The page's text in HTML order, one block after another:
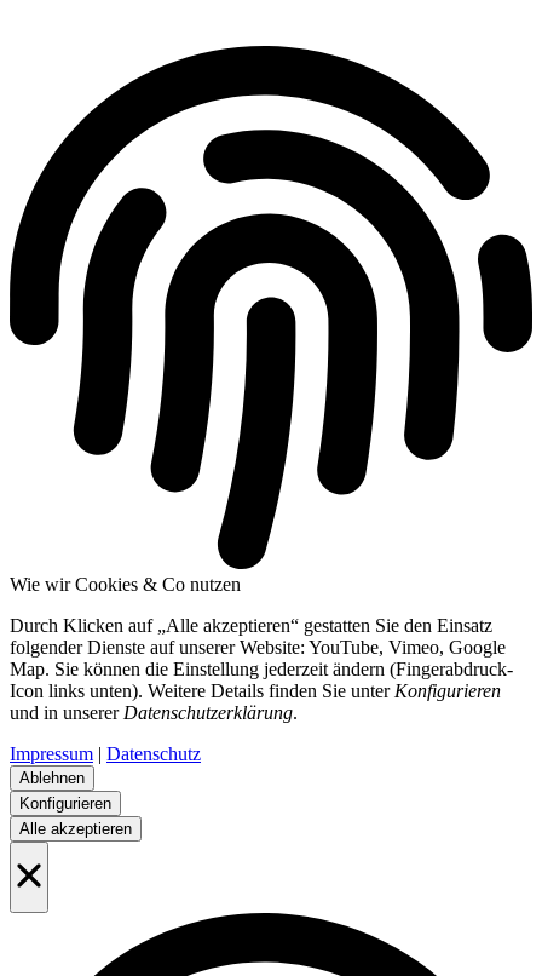
Wie wir Cookies & Co nutzen
Durch Klicken auf „Alle akzeptieren“ gestatten Sie den Einsatz
folgender Dienste auf unserer Website: YouTube, Vimeo, Google
Map. Sie können die Einstellung jederzeit ändern (Fingerabdruck-
Icon links unten). Weitere Details finden Sie unter Konfigurieren
und in unserer Datenschutzerklärung.
Impressum | Datenschutz
Ablehnen
Konfigurieren
Alle akzeptieren